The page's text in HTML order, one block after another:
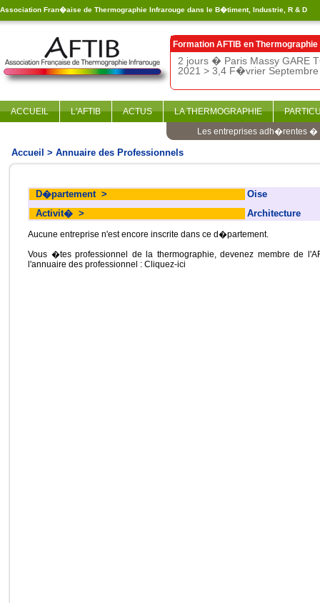
Association Fran�aise de Thermographie Infrarouge dans le B�timent, Industrie, R & D
Formation AFTIB en
2 jours � Paris Massy GARE
2021 > 3,4 F�vrier
ACCUEIL L'AFTIB ACTUS LA THERMOGRAPHIE
Les entreprises adh�rentes �
Accueil > Annuaire des Professionnels
D�partement >
Oise
Activit� > Architecture
Aucune entreprise n'est encore inscrite dans ce d�partement.
Vous �tes professionnel de la thermographie, devenez membre de
l'annuaire des professionnel : Cliquez-ici